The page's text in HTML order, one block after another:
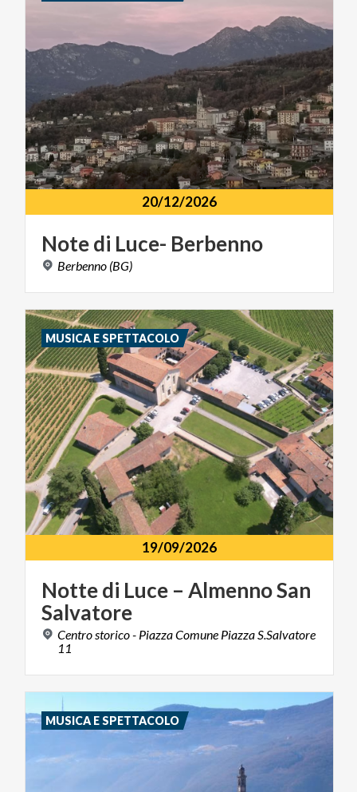
20/12/2026
Notedi Luce- Berbenno
Berbenno (BG)
19/09/2026
Nottedi Luce – AlmennoSan
Salvatore
Centro storico - Piazza Comune Piazza S.Salvatore
11
MUSICA E SPETTACOLO
MUSICA E SPETTACOLO